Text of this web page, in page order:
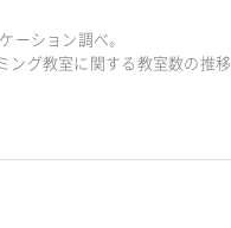
ーション調べ。
ング教室に関する教室数の推